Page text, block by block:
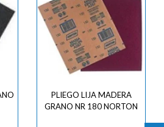
PLIEGO LIJA MADERA
GRANO NR 180 NORTON